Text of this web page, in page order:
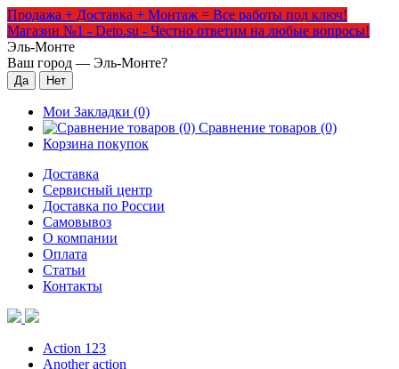
Продажа + Доставка + Монтаж = Все работы под ключ!
Магазин №1 - Deto.su - Честно ответим на любые вопросы!
Эль-Монте
Ваш город — Эль-Монте?
Мои Закладки (0)
Сравнение товаров (0)
Корзина покупок
Доставка
Сервисный центр
Доставка по России
Самовывоз
О компании
Оплата
Статьи
Контакты
Action 123
Another action